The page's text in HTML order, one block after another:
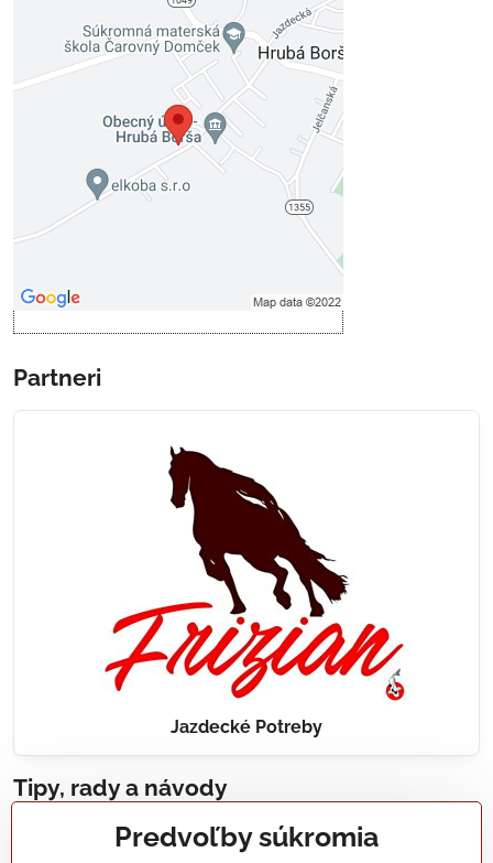
Externý obsah je blokovaný
Voľbami súkromia
Prajete si načítať externý obsah?
Povoliť tentokrát
Povoliť a zapamätať - súhlas s
Partneri
Jazdecké Potreby
Tipy, rady a návody
Realizácie záhradných jazierok, bazénov, fontán,
Predvoľby súkromia